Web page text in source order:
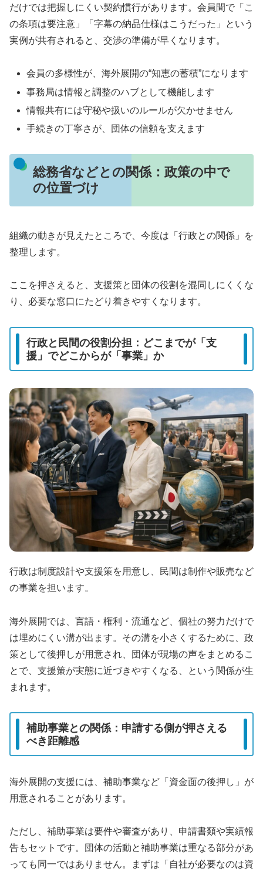
だけでは把握しにくい契約慣行があります。会員間で「こ
の条項は要注意」「字幕の納品仕様はこうだった」という
実例が共有されると、交渉の準備が早くなります。
会員の多様性が、海外展開の“知恵の蓄積”になります
事務局は情報と調整のハブとして機能します
情報共有には守秘や扱いのルールが欠かせません
手続きの丁寧さが、団体の信頼を支えます
総務省などとの関係：政策の中で
の位置づけ
組織の動きが見えたところで、今度は「行政との関係」を
整理します。
ここを押さえると、支援策と団体の役割を混同しにくくな
り、必要な窓口にたどり着きやすくなります。
行政と民間の役割分担：どこまでが「支
援」でどこからが「事業」か
行政は制度設計や支援策を用意し、民間は制作や販売など
の事業を担います。
海外展開では、言語・権利・流通など、個社の努力だけで
は埋めにくい溝が出ます。その溝を小さくするために、政
策として後押しが用意され、団体が現場の声をまとめるこ
とで、支援策が実態に近づきやすくなる、という関係が生
まれます。
補助事業との関係：申請する側が押さえる
べき距離感
海外展開の支援には、補助事業など「資金面の後押し」が
用意されることがあります。
ただし、補助事業は要件や審査があり、申請書類や実績報
告もセットです。団体の活動と補助事業は重なる部分があ
っても同一ではありません。まずは「自社が必要なのは資